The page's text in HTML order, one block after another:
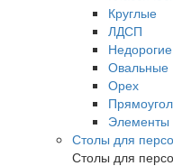
Круглые
ЛДСП
Недорогие
Овальные
Орех
Элементы
Столы для
Столы для